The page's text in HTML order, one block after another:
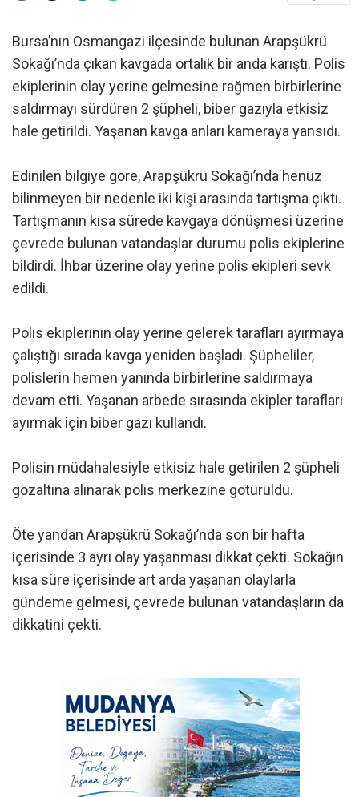
Bursa’nın Osmangazi ilçesinde bulunan Arapşükrü
Sokağı’nda çıkan kavgada ortalık bir anda karıştı. Polis
ekiplerinin olay yerine gelmesine rağmen birbirlerine
saldırmayı sürdüren 2 şüpheli, biber gazıyla etkisiz
hale getirildi. Yaşanan kavga anları kameraya yansıdı.
Edinilen bilgiye göre, Arapşükrü Sokağı’nda henüz
bilinmeyen bir nedenle iki kişi arasında tartışma çıktı.
Tartışmanın kısa sürede kavgaya dönüşmesi üzerine
çevrede bulunan vatandaşlar durumu polis ekiplerine
bildirdi. İhbar üzerine olay yerine polis ekipleri sevk
edildi.
Polis ekiplerinin olay yerine gelerek tarafları ayırmaya
çalıştığı sırada kavga yeniden başladı. Şüpheliler,
polislerin hemen yanında birbirlerine saldırmaya
devam etti. Yaşanan arbede sırasında ekipler tarafları
ayırmak için biber gazı kullandı.
Polisin müdahalesiyle etkisiz hale getirilen 2 şüpheli
gözaltına alınarak polis merkezine götürüldü.
Öte yandan Arapşükrü Sokağı’nda son bir hafta
içerisinde 3 ayrı olay yaşanması dikkat çekti. Sokağın
kısa süre içerisinde art arda yaşanan olaylarla
gündeme gelmesi, çevrede bulunan vatandaşların da
dikkatini çekti.